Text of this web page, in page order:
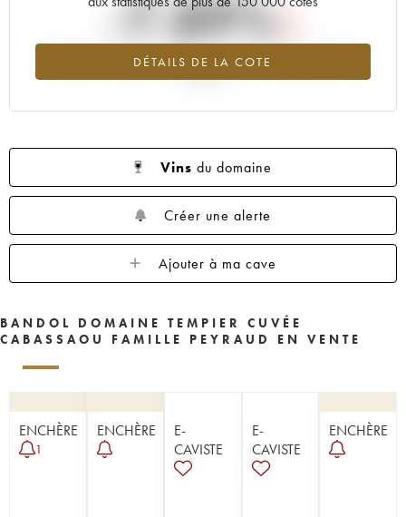
DÉTAILS DE LA COTE
-7.89%
Tendance à la baisse du millésime 2005 en 2026 par rapport à
Vins du domaine
Créer une alerte
Ajouter à ma cave
BANDOL DOMAINE TEMPIER CUVÉE
CABASSAOU FAMILLE PEYRAUD EN VENTE
ENCHÈRE
1
ENCHÈRE
E-
CAVISTE
E-
CAVISTE
ENCHÈRE